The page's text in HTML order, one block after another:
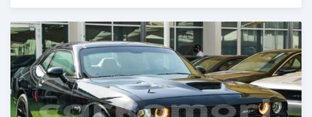
Publié il y a presque 6 ans